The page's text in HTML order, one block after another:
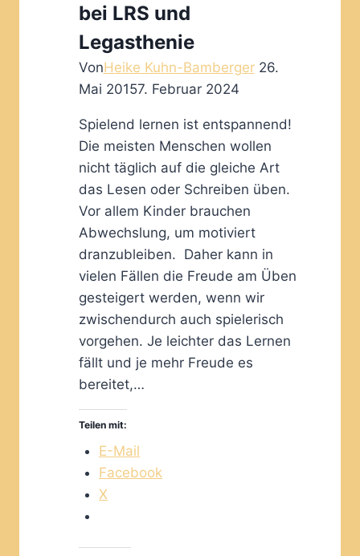
bei LRS und
Legasthenie
VonHeike Kuhn-Bamberger 26.
Mai 20157. Februar 2024
Spielend lernen ist entspannend!
Die meisten Menschen wollen
nicht täglich auf die gleiche Art
das Lesen oder Schreiben üben.
Vor allem Kinder brauchen
Abwechslung, um motiviert
dranzubleiben. Daher kann in
vielen Fällen die Freude am Üben
gesteigert werden, wenn wir
zwischendurch auch spielerisch
vorgehen. Je leichter das Lernen
fällt und je mehr Freude es
bereitet,…
Teilen mit:
E-Mail
Facebook
X